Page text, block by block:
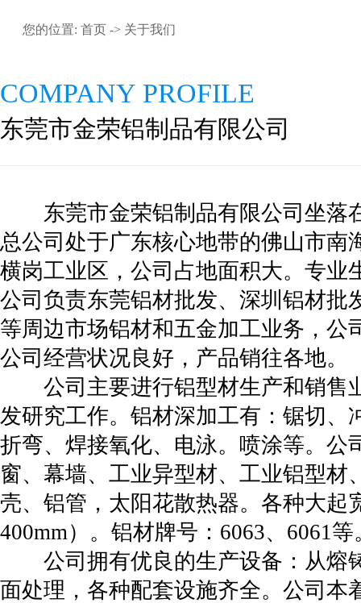
您的位置: 首页 -> 关于我们
COMPANY PROFILE
东莞市金荣铝制品有限公司
东莞市金荣铝制品有限公司坐落
总公司处于广东核心地带的佛山市南
横岗工业区，公司占地面积大。专业
公司负责东莞铝材批发、深圳铝材批
等周边市场铝材和五金加工业务，公
公司经营状况良好，产品销往各地。
公司主要进行铝型材生产和销售
发研究工作。铝材深加工有：锯切、
折弯、焊接氧化、电泳。喷涂等。公
窗、幕墙、工业异型材、工业铝型材
壳、铝管，太阳花散热器。各种大起
400mm）。铝材牌号：6063、6061等
公司拥有优良的生产设备：从熔
面处理，各种配套设施齐全。公司本